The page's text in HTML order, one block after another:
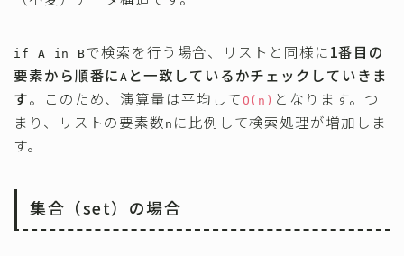
if A in Bで検索を行う場合、リストと同様に1番目の
要素から順番にA と一致しているかチェックしていきま
す。このため、演算量は平均して O(n) となります。つ
まり、リストの要素数 n に比例して検索処理が増加しま
す。
集合（set）の場合